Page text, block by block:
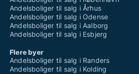
Andelsboliger til salg i Århus
Andelsboliger til salg i Odense
Andelsboliger til salg i Aalborg
Andelsboliger til salg i Esbjerg
Flere byer
Andelsboliger til salg i Randers
Andelsboliger til salg i Kolding